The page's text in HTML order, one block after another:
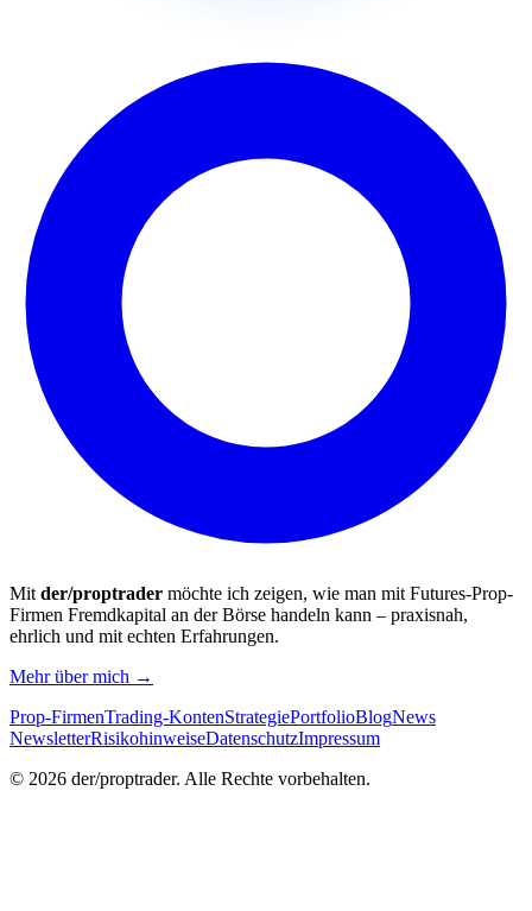
Mit der/proptrader möchte ich zeigen, wie man mit Futures-Prop-
Firmen Fremdkapital an der Börse handeln kann – praxisnah,
ehrlich und mit echten Erfahrungen.
Mehr über mich →
Prop-FirmenTrading-KontenStrategiePortfolioBlogNews
NewsletterRisikohinweiseDatenschutzImpressum
© 2026 der/proptrader. Alle Rechte vorbehalten.